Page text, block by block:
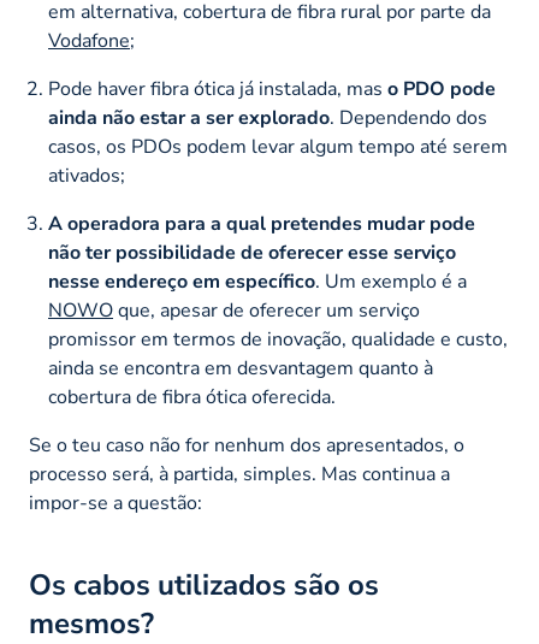
em alternativa, cobertura de fibra rural por parte da
Vodafone;
Pode haver fibra ótica já instalada, mas o PDO pode
ainda não estar a ser explorado. Dependendo dos
casos, os PDOs podem levar algum tempo até serem
ativados;
A operadora para a qual pretendes mudar pode
não ter possibilidade de oferecer esse serviço
nesse endereço em específico. Um exemplo é a
NOWOque, apesar de oferecer um serviço
promissor em termos de inovação, qualidade e custo,
ainda se encontra em desvantagem quanto à
cobertura de fibra ótica oferecida.
Se o teu caso não for nenhum dos apresentados, o
processo será, à partida, simples. Mas continua a
impor-se a questão:
Os cabos utilizados são os
mesmos?